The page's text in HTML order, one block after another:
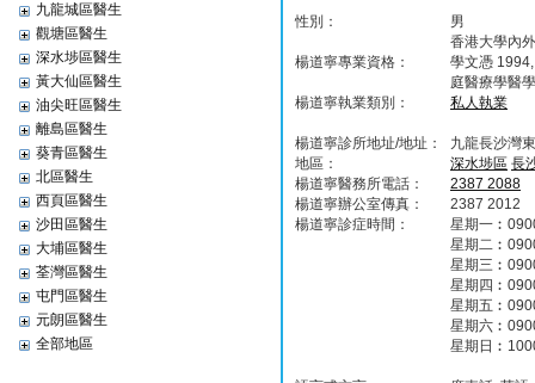
九龍城區醫生
觀塘區醫生
深水埗區醫生
黃大仙區醫生
油尖旺區醫生
離島區醫生
葵青區醫生
北區醫生
西頁區醫生
沙田區醫生
大埔區醫生
荃灣區醫生
屯門區醫生
元朗區醫生
全部地區
性別： 男
楊道寧專業資格：
香港大學內
學文憑
庭醫療學醫
楊道寧執業類別：
私人執業
楊道寧診所地址/地址：
九龍長沙灣
地區：
深水埗區 長
楊道寧醫務所電話：
2387 2088
楊道寧辦公室傳真：
2387 2012
楊道寧診症時間：
星期一
星期二
星期三
星期四
星期五
星期六
星期日